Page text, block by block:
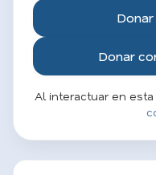
Donar
Al interactuar en